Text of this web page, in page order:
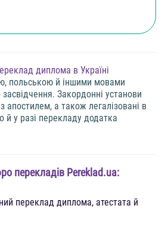
диплома в Україні
польською й іншими мовами
Закордонні установи
а також легалізовані в
й у разі перекладу додатка
перекладів Pereklad.ua:
переклад диплома, атестата й